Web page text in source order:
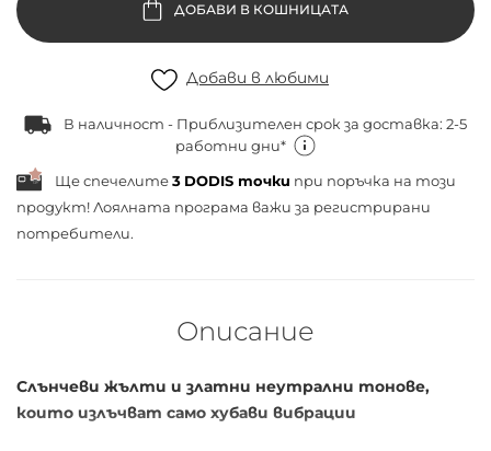
ДОБАВИ В КОШНИЦАТА
Добави в любими
В наличност - Приблизителен срок за доставка: 2-5
работни дни*
Ще спечелите3 DODIS точки при поръчка на този
продукт! Лоялната програма важи за регистрирани
потребители.
Описание
Слънчеви жълти и златни неутрални тонове,
които излъчват само хубави вибрации